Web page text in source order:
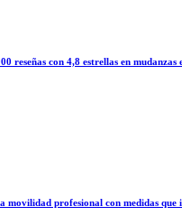
reseñas con 4,8 estrellas en mudanzas
movilidad profesional con medidas que